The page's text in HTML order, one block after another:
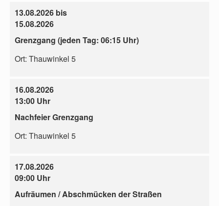
13.08.2026 bis
15.08.2026
Grenzgang (jeden Tag: 06:15 Uhr)
Ort: Thauwinkel 5
16.08.2026
13:00 Uhr
Nachfeier Grenzgang
Ort: Thauwinkel 5
17.08.2026
09:00 Uhr
Aufräumen / Abschmücken der Straßen